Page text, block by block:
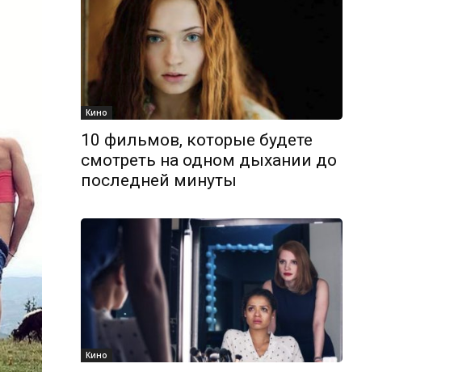
Кино
10 фильмов, которые будете
смотреть на одном дыхании до
последней минуты
Кино